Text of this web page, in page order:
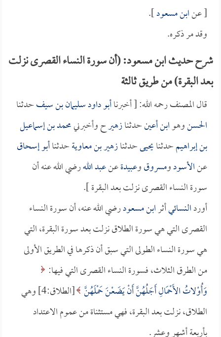
[ عنابن مسعود].
وقد مر ذكره.
شرح حديث ابن مسعود: (أن سورة النساء القصرى نزلت
بعد البقرة) من طريق ثالثة
قال المصنف رحمه الله: [ أخبرناأبو داود سليمان بن سيفحدثنا
الحسنوهوابن أعينحدثنازهيرح وأخبرنيمحمد بن إسماعيل
بن إبراهيمحدثنايحيىحدثنازهير بن معاويةحدثناأبو إسحاق
عنالأسودومسروقوعبيدةعنعبد اللهرضي الله عنه أن
سورة النساء القصرى نزلت بعد البقرة ].
أوردالنسائيأثرابن مسعودرضي الله عنه، أن سورة النساء
القصرى التي هي سورة الطلاق نزلت بعد سورة البقرة، التي
هي سورة النساء الطولى التي سبق أن ذكرها في الطريق الأولى
من الطرق الثلاث، فسورة النساء القصرى التي فيها:
وَأُوْلاتُ الأَحْمَالِ أَجَلُهُنَّ أَنْ يَضَعْنَ حَمْلَهُنَّ
[الطلاق:4] وهي
الطلاق، نزلت بعد البقرة، فهي مستثناة من عموم الاعتداد